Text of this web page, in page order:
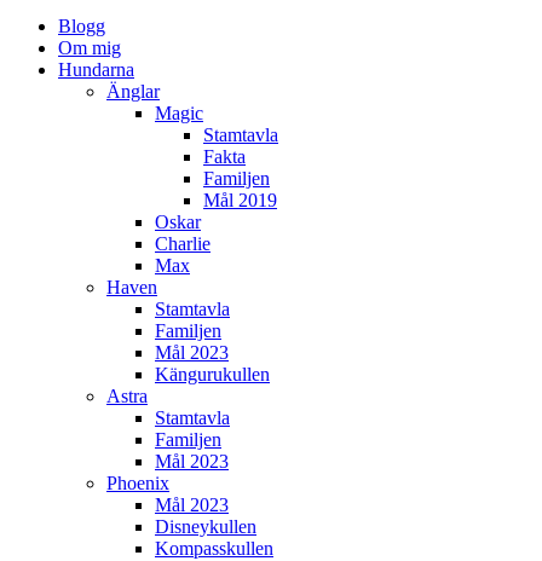
innehåll
Freestylehundar.se
Blogg
Om mig
Hundarna
Änglar
Magic
Stamtavla
Fakta
Familjen
Mål 2019
Oskar
Charlie
Max
Haven
Stamtavla
Familjen
Mål 2023
Kängurukullen
Astra
Stamtavla
Familjen
Mål 2023
Phoenix
Mål 2023
Disneykullen
Kompasskullen